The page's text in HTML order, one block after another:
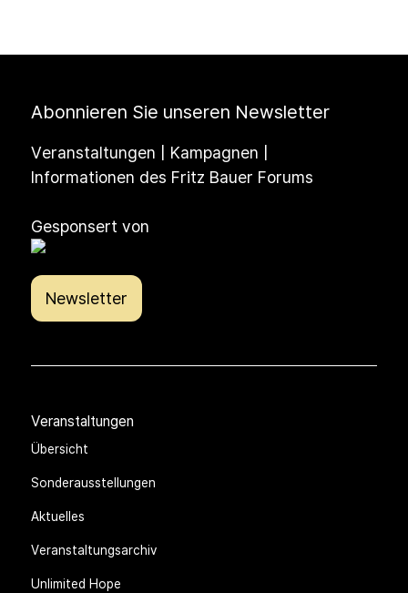
Abonnieren Sie unseren Newsletter
Veranstaltungen | Kampagnen |
Informationen des Fritz Bauer Forums
Gesponsert von
Newsletter
Veranstaltungen
Übersicht
Sonderausstellungen
Aktuelles
Veranstaltungsarchiv
Unlimited Hope